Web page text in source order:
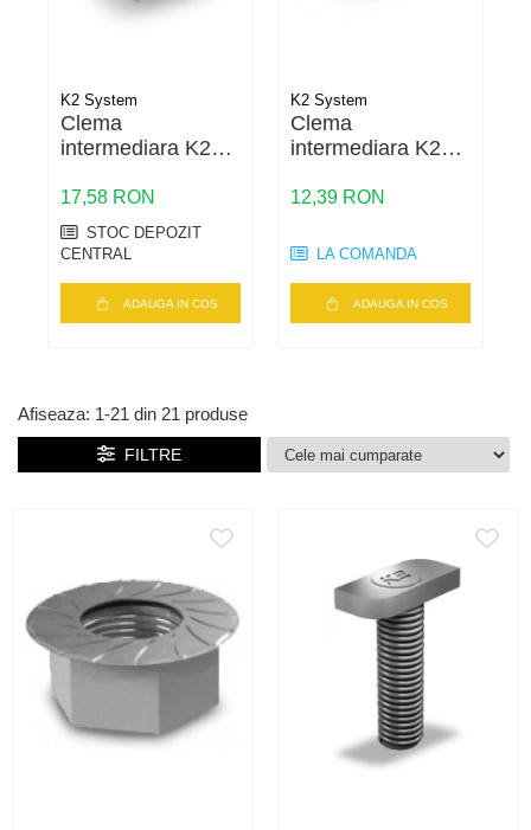
Conductori flexibili cupru
Conductori rigizi
Conductori rigizi cupru
Cabluri boxe
Cabluri semnalizare incendiu
K2 System
Clema
intermediara K2
30-42 – fixare
panouri 30-42mm,
negru
17,58 RON
STOC DEPOZIT
CENTRAL
ADAUGA IN COS
K2 System
Clema
intermediara K2
– fixare panouri
aluminiu
12,39 RON
LA COMANDA
ADAUGA IN COS
Afiseaza: 1-21 din 21 produse
FILTRE